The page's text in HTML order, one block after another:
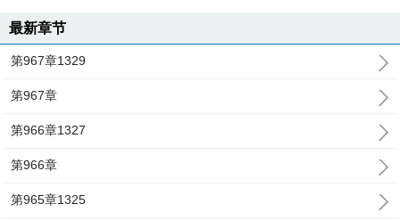
最新章节
第967章1329
第967章
第966章1327
第966章
第965章1325